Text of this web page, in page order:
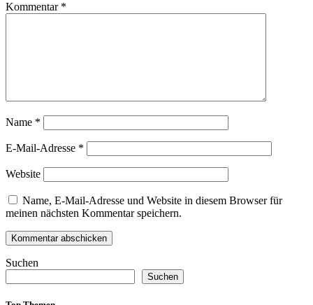
Kommentar *
Name *
E-Mail-Adresse *
Website
Name, E-Mail-Adresse und Website in diesem Browser für
meinen nächsten Kommentar speichern.
Suchen
Suchen